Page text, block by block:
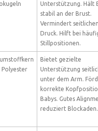
Unterstützung. Hält
stabil an der Brust.
Vermindert
Druck. Hilft bei
Stillpositionen.
Polyester
Bietet gezielte
Unterstützung
unter dem Arm.
korrekte
Babys. Gutes
reduziert Blockaden.